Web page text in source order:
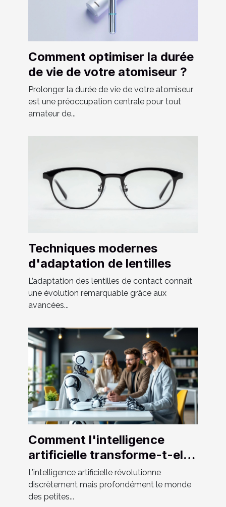
Comment optimiser la durée
de vie de votre atomiseur ?
Prolonger la durée de vie de votre atomiseur
est une préoccupation centrale pour tout
amateur de...
Techniques modernes
d'adaptation de lentilles
L’adaptation des lentilles de contact connaît
une évolution remarquable grâce aux
avancées...
Comment l'intelligence
artificielle transforme-t-elle
les petites entreprises ?
L’intelligence artificielle révolutionne
discrètement mais profondément le monde
des petites...